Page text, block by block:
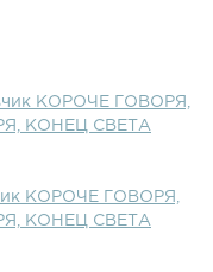
КОРОЧЕ ГОВОРЯ,
КОНЕЦ СВЕТА
КОРОЧЕ ГОВОРЯ,
КОНЕЦ СВЕТА